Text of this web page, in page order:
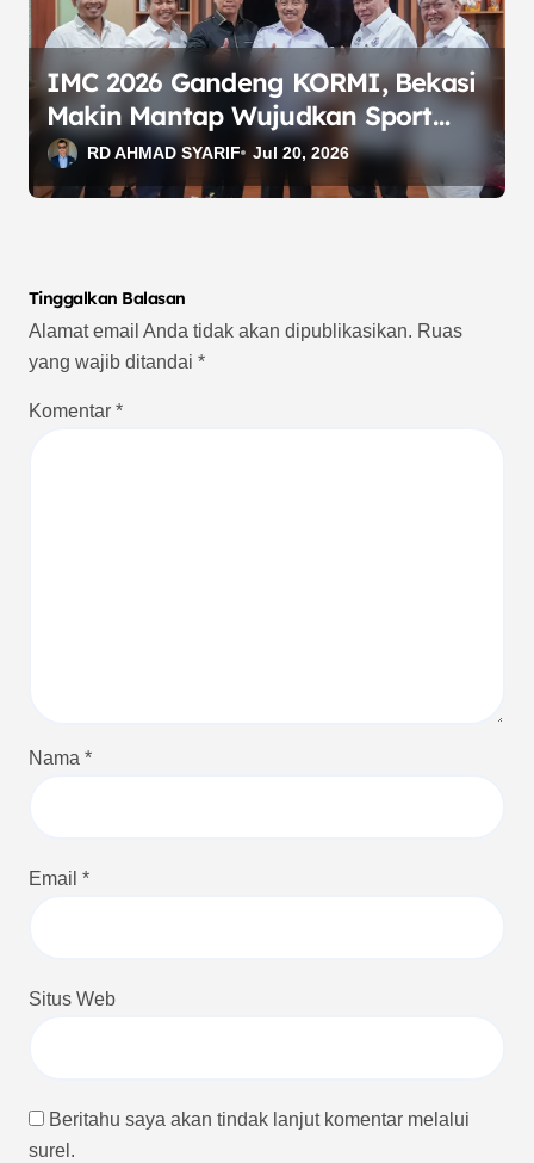
IMC 2026 Gandeng KORMI, Bekasi
Makin Mantap Wujudkan Sport
CityRD AHMAD SYARIF Jul 20, 2026
Tinggalkan Balasan
Alamat email Anda tidak akan dipublikasikan. Ruas
yang wajib ditandai *
Komentar *
Nama *
Email *
Situs Web
Beritahu saya akan tindak lanjut komentar melalui
surel.